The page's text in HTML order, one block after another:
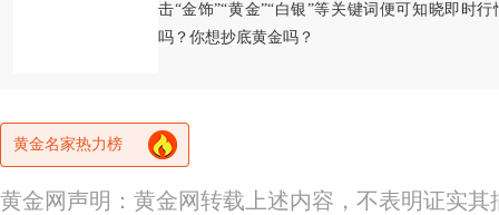
击“金饰”“黄金”“白银”等关键词便可知晓即时
吗？你想抄底黄金吗？
黄金名家热力榜
黄金网声明：黄金网转载上述内容，不表明证实